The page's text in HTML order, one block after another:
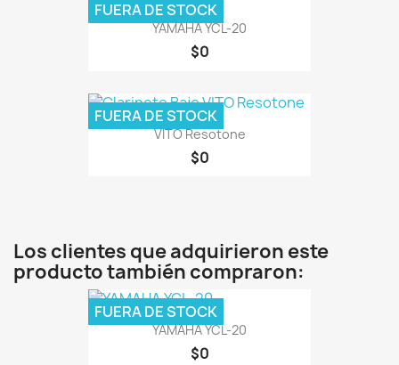
YAMAHA YCL-20
$0
FUERA DE STOCK
VITO Resotone
$0
FUERA DE STOCK
Los clientes que adquirieron este
producto también compraron:
YAMAHA YCL-20
$0
FUERA DE STOCK